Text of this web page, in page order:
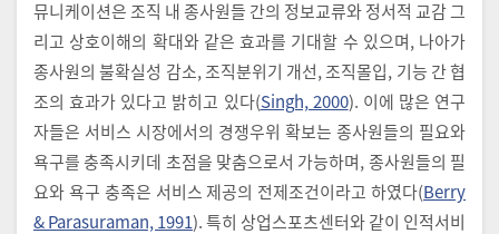
뮤니케이션은 조직 내 종사원들 간의 정보교류와 정서적 교감 그
리고 상호이해의 확대와 같은 효과를 기대할 수 있으며, 나아가
종사원의 불확실성 감소, 조직분위기 개선, 조직몰입, 기능 간 협
조의 효과가 있다고 밝히고 있다(Singh, 2000). 이에 많은 연구
자들은 서비스 시장에서의 경쟁우위 확보는 종사원들의 필요와
욕구를 충족시키데 초점을 맞춤으로서 가능하며, 종사원들의 필
요와 욕구 충족은 서비스 제공의 전제조건이라고 하였다(Berry
& Parasuraman, 1991). 특히 상업스포츠센터와 같이 인적서비